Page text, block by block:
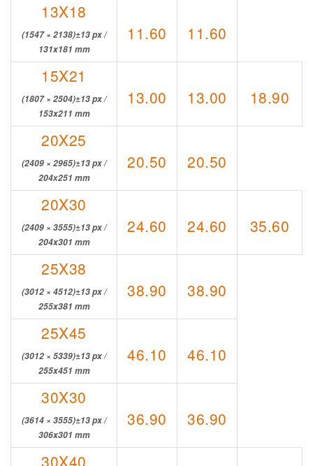
13X18
(1547 × 2138)±13 px /
131x181 mm
11.60 11.60
15X21
(1807 × 2504)±13 px /
153x211 mm
13.00 13.00 18.90
20X25
(2409 × 2965)±13 px /
204х251 mm
20.50 20.50
20X30
(2409 × 3555)±13 px /
204x301 mm
24.60 24.60 35.60
25X38
(3012 × 4512)±13 px /
255x381 mm
38.90 38.90
25X45
(3012 × 5339)±13 px /
255x451 mm
46.10 46.10
30X30
(3614 × 3555)±13 px /
306x301 mm
36.90 36.90
30X40